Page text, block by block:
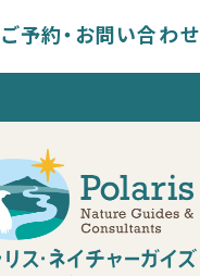
ご予約・お問い合わせ